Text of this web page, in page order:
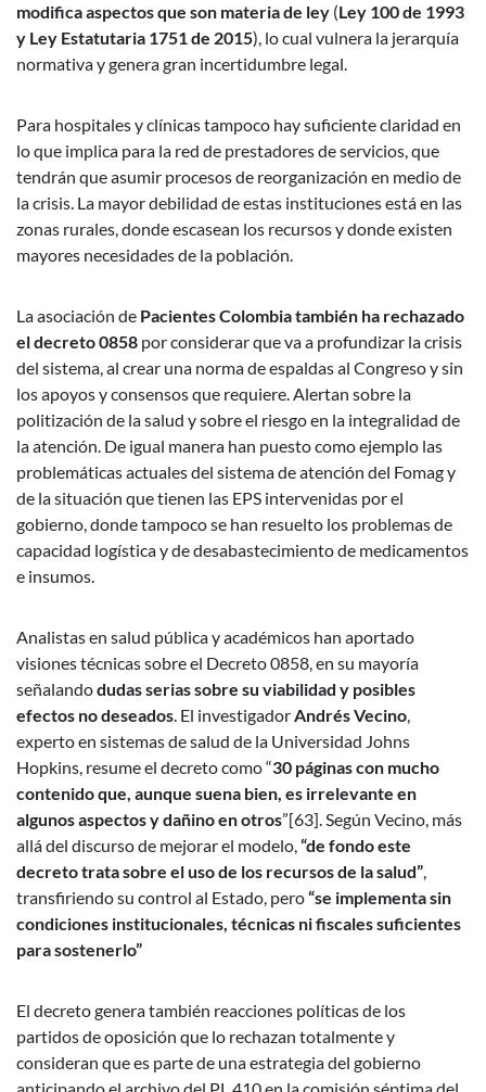
modifica aspectos que son materia de ley (Ley 100 de 1993
y Ley Estatutaria 1751 de 2015), lo cual vulnera la jerarquía
normativa y genera gran incertidumbre legal.
Para hospitales y clínicas tampoco hay suficiente claridad en
lo que implica para la red de prestadores de servicios, que
tendrán que asumir procesos de reorganización en medio de
la crisis. La mayor debilidad de estas instituciones está en las
zonas rurales, donde escasean los recursos y donde existen
mayores necesidades de la población.
La asociación de Pacientes Colombia también ha rechazado
el decreto 0858 por considerar que va a profundizar la crisis
del sistema, al crear una norma de espaldas al Congreso y sin
los apoyos y consensos que requiere. Alertan sobre la
politización de la salud y sobre el riesgo en la integralidad de
la atención. De igual manera han puesto como ejemplo las
problemáticas actuales del sistema de atención del Fomag y
de la situación que tienen las EPS intervenidas por el
gobierno, donde tampoco se han resuelto los problemas de
capacidad logística y de desabastecimiento de medicamentos
e insumos.
Analistas en salud pública y académicos han aportado
visiones técnicas sobre el Decreto 0858, en su mayoría
señalandodudas serias sobre su viabilidad y posibles
efectos no deseados. El investigadorAndrés Vecino,
experto en sistemas de salud de la Universidad Johns
Hopkins, resume el decreto como “30 páginas con mucho
contenido que, aunque suena bien, es irrelevante en
algunos aspectos y dañino en otros”[63]. Según Vecino, más
allá del discurso de mejorar el modelo,“de fondo este
decreto trata sobre el uso de los recursos de la salud”,
transfiriendo su control al Estado, pero“se implementa sin
condiciones institucionales, técnicas ni fiscales suficientes
para sostenerlo”
El decreto genera también reacciones políticas de los
partidos de oposición que lo rechazan totalmente y
consideran que es parte de una estrategia del gobierno